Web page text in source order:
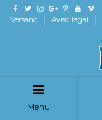
Versand Aviso legal
Menu